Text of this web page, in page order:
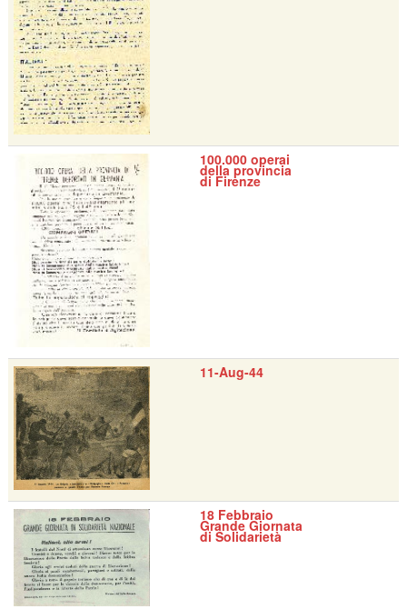
100.000 operai
della provincia
di Firenze
11-Aug-44
18 Febbraio
Grande Giornata
di Solidarietà